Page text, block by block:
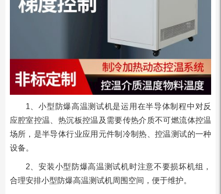
1、小型防爆高温测试机是运用在半导体制程中对反
应腔室控温、热沉板控温及需要传热介质不可燃流体控温
场所，是半导体行业应用元件制冷制热、控温测试的一种
设备。
2、安装小型防爆高温测试机时注意不要损坏机组，
合理安排小型防爆高温测试机周围空间，便于维护。